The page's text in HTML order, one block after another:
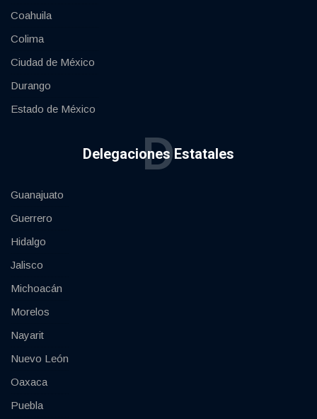
Coahuila
Colima
Ciudad de México
Durango
Estado de México
Delegaciones Estatales
D
Guanajuato
Guerrero
Hidalgo
Jalisco
Michoacán
Morelos
Nayarit
Nuevo León
Oaxaca
Puebla